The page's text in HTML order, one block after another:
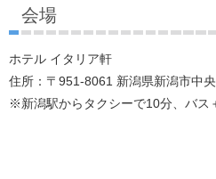
会場
ホテル イタリア軒
住所：〒951-8061 新潟県新潟市中
※新潟駅からタクシーで10分、バス